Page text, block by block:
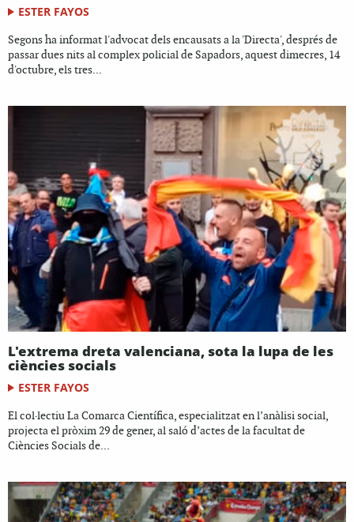
ESTER FAYOS
Segons ha informat l'advocat dels encausats a la 'Directa', després de
passar dues nits al complex policial de Sapadors, aquest dimecres, 14
d'octubre, els tres...
L'extrema dreta valenciana, sota la lupa de les
ciències socials
ESTER FAYOS
El col·lectiu La Comarca Científica, especialitzat en l’anàlisi social,
projecta el pròxim 29 de gener, al saló d’actes de la facultat de
Ciències Socials de...